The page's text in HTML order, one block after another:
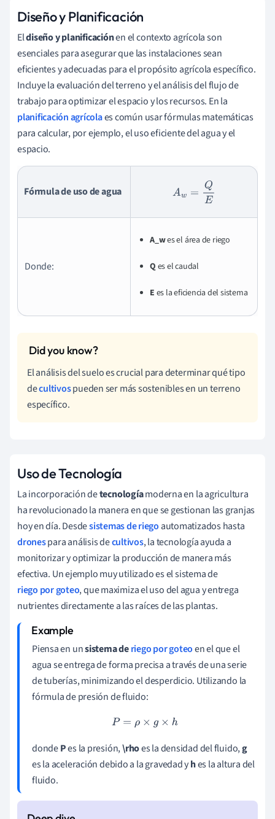
Diseño y Planificación
Eldiseño y planificaciónen el contexto agrícola son
esenciales para asegurar que las instalaciones sean
eficientes y adecuadas para el propósito agrícola específico.
Incluye la evaluación del terreno y el análisis del flujo de
trabajo para optimizar el espacio y los recursos. En la
planificación agrícolaes común usar fórmulas matemáticas
para calcular, por ejemplo, el uso eficiente del agua y el
espacio.
Fórmula de uso de agua w=QE
Donde:
A_wes el área de riego
Q es el caudal
E es la eficiencia del sistema
El análisis del suelo es crucial para determinar qué tipo
decultivospueden ser más sostenibles en un terreno
específico.
Uso de Tecnología
La incorporación detecnologíamoderna en la agricultura
ha revolucionado la manera en que se gestionan las granjas
hoy en día. Desdesistemas de riego automatizados hasta
dronespara análisis decultivos, la tecnología ayuda a
monitorizar y optimizar la producción de manera más
efectiva. Un ejemplo muy utilizado es el sistema de
riego por goteo, que maximiza el uso del agua y entrega
nutrientes directamente a las raíces de las plantas.
Piensa en unsistema deriego por goteoen el que el
agua se entrega de forma precisa a través de una serie
de tuberías, minimizando el desperdicio. Utilizando la
fórmula de presión de fluido:
P =ρ ×g ×h
dondePes la presión,\rhoes la densidad del fluido,g
es la aceleración debido a la gravedad yhes la altura del
fluido.